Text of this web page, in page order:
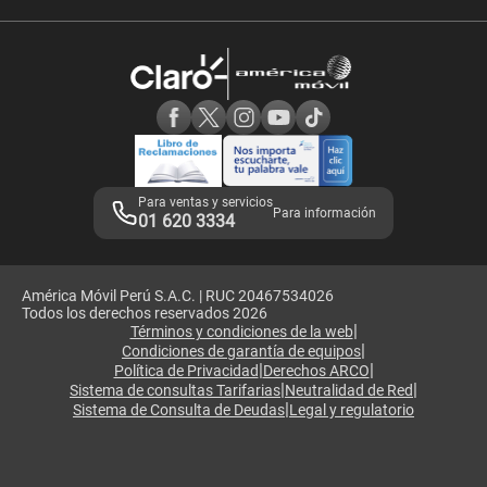
Consulta de IMEI
Consulta de reclamos
Adquirientes iPhone 6, 6S y SE
Mensaje de Seguridad
Términos y Condiciones de Tienda Claro
Libro de Reclamaciones
Legales de marketplace
Para ventas y servicios
01 620 3334 Para información
América Móvil Perú S.A.C. | RUC 20467534026
Todos los derechos reservados 2026
Términos y condiciones de la web|
Condiciones de garantía de equipos|
Política de Privacidad|Derechos ARCO|
Sistema de consultas Tarifarias|Neutralidad de Red|
Sistema de Consulta de Deudas|Legal y regulatorio